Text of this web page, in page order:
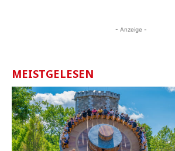
- Anzeige -
MEISTGELESEN